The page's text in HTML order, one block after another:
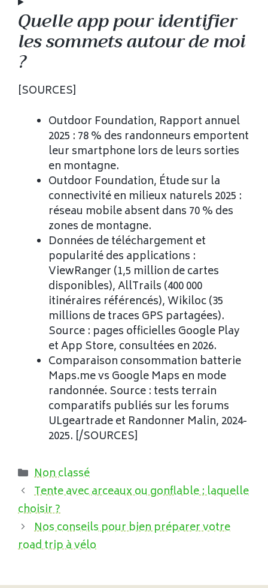
Quelle app pour identifier
les sommets autour de moi
?
[SOURCES]
Outdoor Foundation, Rapport annuel
2025 : 78 % des randonneurs emportent
leur smartphone lors de leurs sorties
en montagne.
Outdoor Foundation, Étude sur la
connectivité en milieux naturels 2025 :
réseau mobile absent dans 70 % des
zones de montagne.
Données de téléchargement et
popularité des applications :
ViewRanger (1,5 million de cartes
disponibles), AllTrails (400 000
itinéraires référencés), Wikiloc (35
millions de traces GPS partagées).
Source : pages officielles Google Play
et App Store, consultées en 2026.
Comparaison consommation batterie
Maps.me vs Google Maps en mode
randonnée. Source : tests terrain
comparatifs publiés sur les forums
ULgeartrade et Randonner Malin, 2024-
2025. [/SOURCES]
Catégories
Non classé
Tente avec arceaux ou gonflable : laquelle
choisir ?
Nos conseils pour bien préparer votre
road trip à vélo